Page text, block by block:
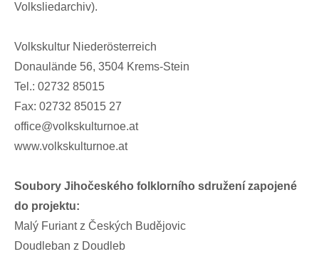
Volksliedarchiv).
Volkskultur Niederösterreich
Donaulände 56, 3504 Krems-Stein
Tel.: 02732 85015
Fax: 02732 85015 27
office@volkskulturnoe.at
www.volkskulturnoe.at
Soubory Jihočeského folklorního sdružení zapojené
do projektu:
Malý Furiant z Českých Budějovic
Doudleban z Doudleb